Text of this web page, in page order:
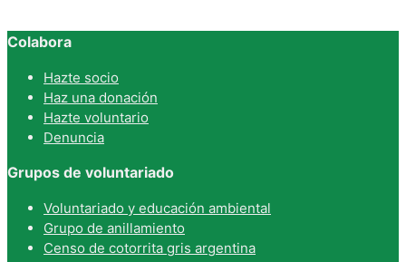
Colabora
Hazte socio
Haz una donación
Hazte voluntario
Denuncia
Grupos de voluntariado
Voluntariado y educación ambiental
Grupo de anillamiento
Censo de cotorrita gris argentina